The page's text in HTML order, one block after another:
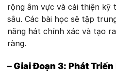
rộng âm vực và cải thiện
sâu. Các bài học sẽ tập
năng hát chính xác và tạo
ràng.
– Giai Đoạn 3: Phát